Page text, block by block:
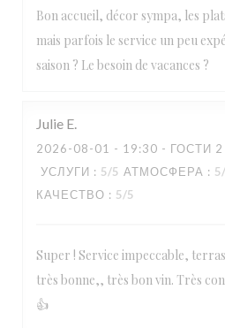
Bon accueil, décor sympa, les
mais parfois le service un peu
saison ? Le besoin de vacances ?
Julie E
2026-08-01 - 19:30 - ГОСТИ 2
УСЛУГИ : 5/5 АТМОСФЕРА : 5
КАЧЕСТВО : 5/5
Super ! Service impeccable,
très bonne,, très bon vin. Très
👍